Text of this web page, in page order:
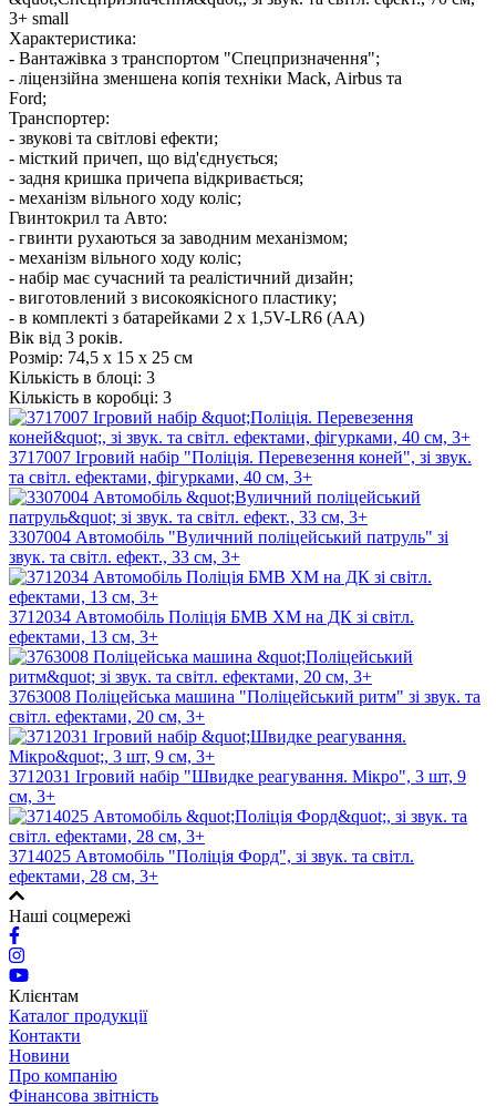
Характеристика:
- Вантажівка з транспортом "Спецпризначення";
- ліцензійна зменшена копія техніки Mack, Airbus та
Ford;
Транспортер:
- звукові та світлові ефекти;
- місткий причеп, що від'єднується;
- задня кришка причепа відкривається;
- механізм вільного ходу коліс;
Гвинтокрил та Авто:
- гвинти рухаються за заводним механізмом;
- механізм вільного ходу коліс;
- набір має сучасний та реалістичний дизайн;
- виготовлений з високоякісного пластику;
- в комплекті з батарейками 2 х 1,5V-LR6 (АА)
Вік від 3 років.
Розмір: 74,5 х 15 х 25 см
Кількість в блоці: 3
Кількість в коробці: 3
3717007 Ігровий набір "Поліція. Перевезення коней", зі звук.
та світл. ефектами, фігурками, 40 см, 3+
3307004 Автомобіль "Вуличний поліцейський патруль" зі
звук. та світл. ефект., 33 см, 3+
3712034 Автомобіль Поліція БМВ ХМ на ДК зі світл.
ефектами, 13 см, 3+
3763008 Поліцейська машина "Поліцейський ритм" зі звук. та
світл. ефектами, 20 см, 3+
3712031 Ігровий набір "Швидке реагування. Мікро", 3 шт, 9
см, 3+
3714025 Автомобіль "Поліція Форд", зі звук. та світл.
ефектами, 28 см, 3+
Наші соцмережі
Клієнтам
Каталог продукції
Контакти
Новини
Про компанію
Фінансова звітність